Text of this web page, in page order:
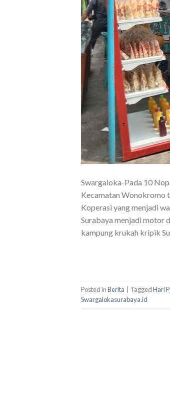
Swargaloka-Pada 10
Kecamatan Wonokromo
Koperasi yang menjadi
Surabaya menjadi motor
kampung krukah kripik
Posted inBerita TaggedHari
Swargalokasurabaya.id